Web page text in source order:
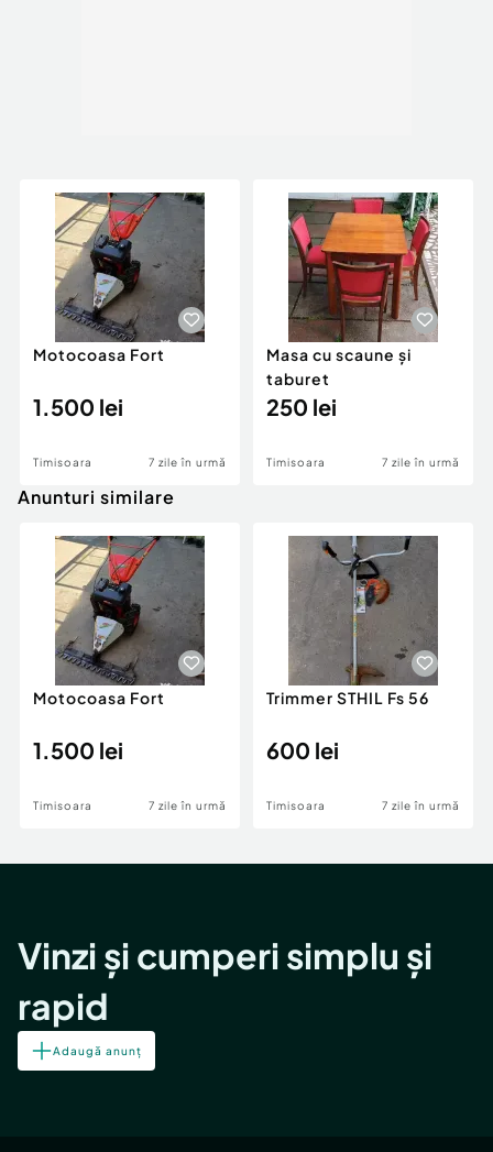
Motocoasa Fort
1.500 lei
Timisoara 7 zile în urmă
Masa cu scaune și
taburet
250 lei
Timisoara 7 zile în urmă
Anunturi similare
Motocoasa Fort
1.500 lei
Timisoara 7 zile în urmă
Trimmer STHIL Fs 56
600 lei
Timisoara 7 zile în urmă
Vinzi și cumperi simplu și
rapid
Adaugă anunț